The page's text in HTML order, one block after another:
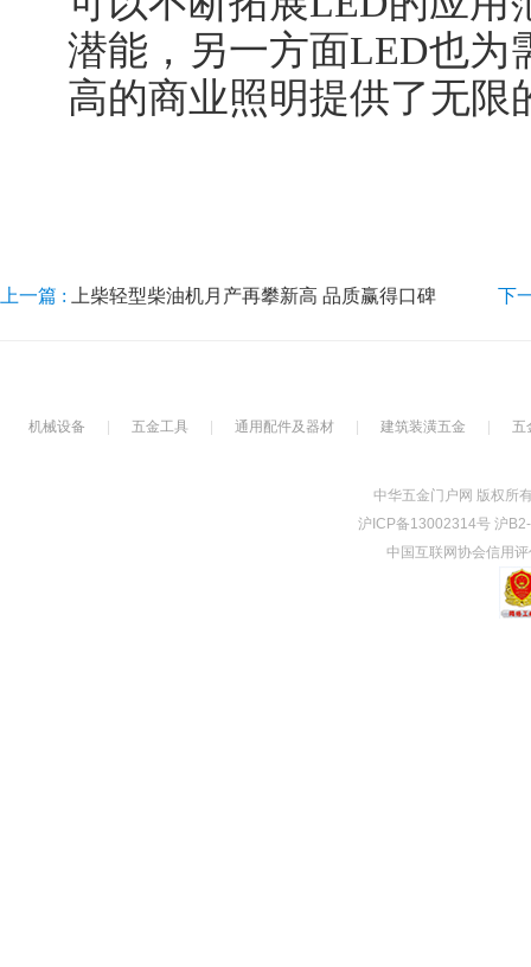
潜能，另一方面LED也为
高的商业照明提供了无限
上一篇 : 上柴轻型柴油机月产再攀新高 品质赢得口碑 下
机械设备 五金工具 通用配件及器材 建筑装潢五金 五
中华五金门户网 版权所
沪ICP备13002314号 沪
中国互联网协会信用